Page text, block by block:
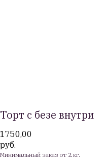
Торт с безе внутри
1750,00
руб.
Минимальный заказ от 2 кг.